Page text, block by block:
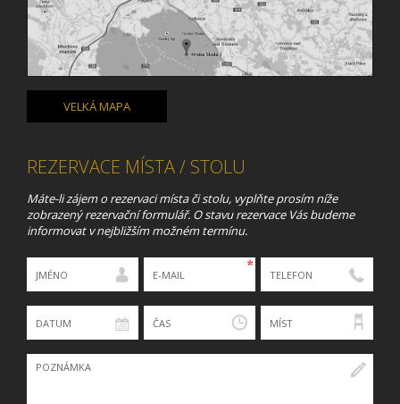
VELKÁ MAPA
REZERVACE MÍSTA / STOLU
Máte-li zájem o rezervaci místa či stolu, vyplňte prosím níže
zobrazený rezervační formulář. O stavu rezervace Vás budeme
informovat v nejbližším možném termínu.